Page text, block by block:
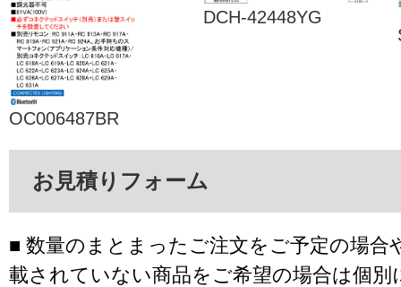
OC006487BR
DCH-42448YG
お見積りフォーム
■ 数量のまとまったご注文をご予定の場合
載されていない商品をご希望の場合は個別